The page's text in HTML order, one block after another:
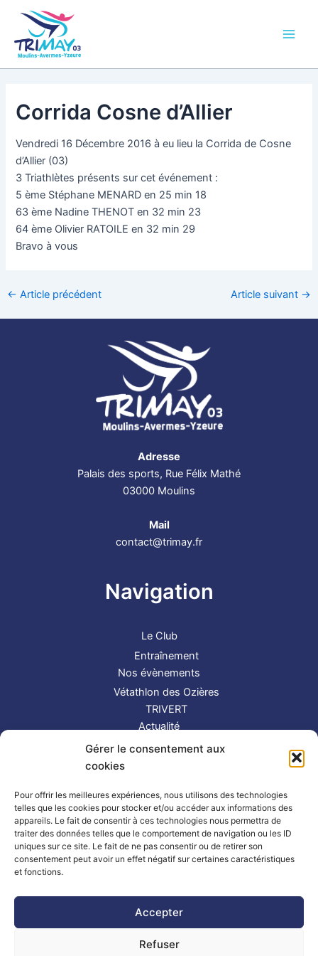
Gérer le consentement aux
cookies
Pour offrir les meilleures expériences, nous utilisons des technologies
telles que les cookies pour stocker et/ou accéder aux informations des
appareils. Le fait de consentir à ces technologies nous permettra de
traiter des données telles que le comportement de navigation ou les ID
uniques sur ce site. Le fait de ne pas consentir ou de retirer son
consentement peut avoir un effet négatif sur certaines caractéristiques
et fonctions.
Accepter
Refuser
contenu
Corrida Cosne d’Allier
Vendredi 16 Décembre 2016 à eu lieu la Corrida de Cosne
d’Allier (03)
3 Triathlètes présents sur cet événement :
5 ème Stéphane MENARD en 25 min 18
63 ème Nadine THENOT en 32 min 23
64 ème Olivier RATOILE en 32 min 29
Bravo à vous
← Article précédent Article suivant →
Adresse
Palais des sports, Rue Félix Mathé
03000 Moulins
Mail
contact@trimay.fr
Navigation
Le Club
Entraînement
Nos évènements
Vétathlon des Ozières
TRIVERT
Actualité
Contact
Suivez-nous !
Copyright © 2026 TRIMAY | Powered by